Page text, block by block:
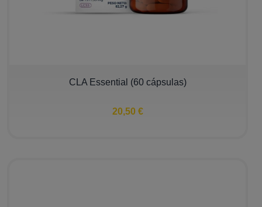
CLA Essential (60 cápsulas)
20,50 €